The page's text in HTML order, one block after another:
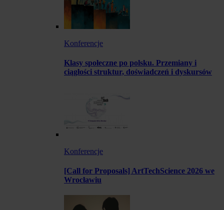
Konferencje
Klasy społeczne po polsku. Przemiany i
ciągłości struktur, doświadczeń i dyskursów
Konferencje
[Call for Proposals] ArtTechScience 2026 we
Wrocławiu